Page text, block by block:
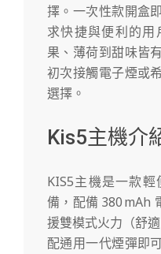
擇。一次性款開盒
求快捷與便利的
果、薄荷到甜味皆
初次接觸電子煙或
選擇。
Kis5主機介
KIS5主機是一款
備，配備 380 mAh
援雙模式火力（舒
配通用一代煙彈即